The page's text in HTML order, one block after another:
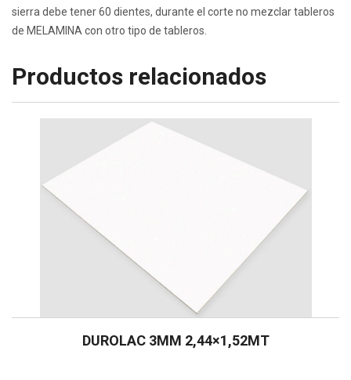
sierra debe tener 60 dientes, durante el corte no mezclar tableros
de MELAMINA con otro tipo de tableros.
Productos relacionados
DUROLAC 3MM 2,44×1,52MT